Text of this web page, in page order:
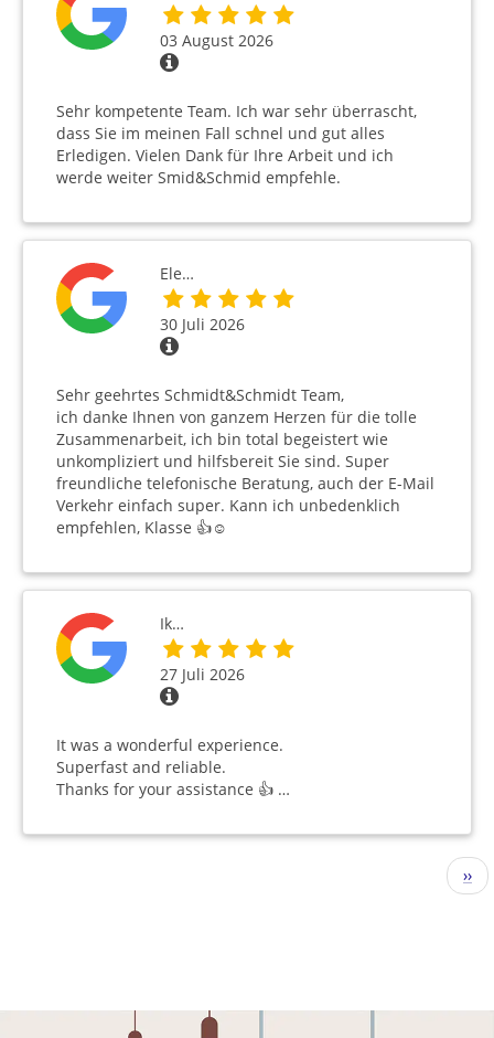
03 August 2026
Sehr kompetente Team. Ich war sehr überrascht,
dass Sie im meinen Fall schnel und gut alles
Erledigen. Vielen Dank für Ihre Arbeit und ich
werde weiter Smid&Schmid empfehle.
Ele…
30 Juli 2026
Sehr geehrtes Schmidt&Schmidt Team,
ich danke Ihnen von ganzem Herzen für die tolle
Zusammenarbeit, ich bin total begeistert wie
unkompliziert und hilfsbereit Sie sind. Super
freundliche telefonische Beratung, auch der E-Mail
Verkehr einfach super. Kann ich unbedenklich
empfehlen, Klasse 👍☺️
Ik…
27 Juli 2026
It was a wonderful experience.
Superfast and reliable.
Thanks for your assistance 👍 …
››